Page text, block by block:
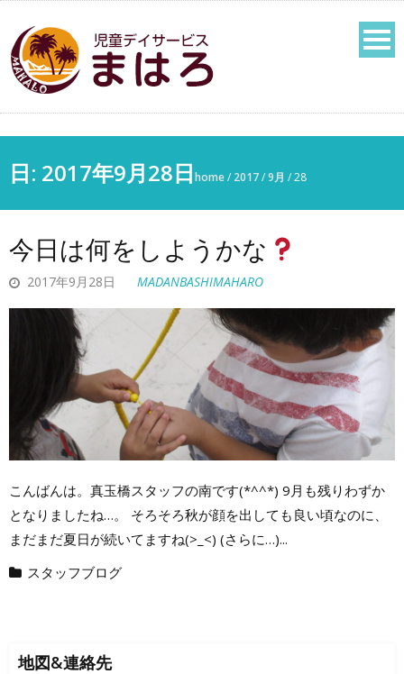
日: 2017年9月28日home/ 2017/9月 /28
今日は何をしようかな
2017年9月28日 MADANBASHIMAHARO
こんばんは。真玉橋スタッフの南です(*^^*) 9月も残りわずか
となりましたね…。 そろそろ秋が顔を出しても良い頃なのに、
まだまだ夏日が続いてますね(>_<) (さらに…)...
スタッフブログ
地図&連絡先